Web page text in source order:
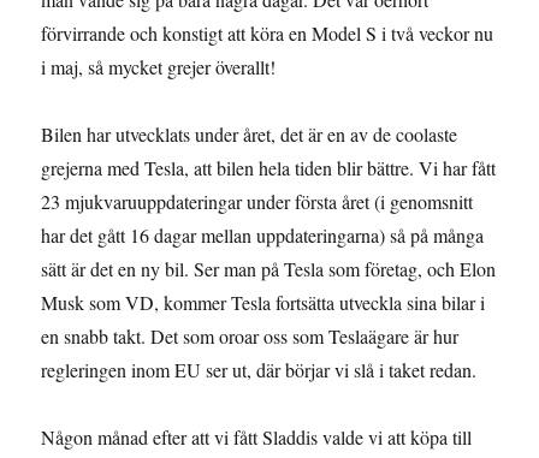
förvirrande och konstigt att köra en Model S i två veckor nu
i maj, så mycket grejer överallt!
Bilen har utvecklats under året, det är en av de coolaste
grejerna med Tesla, att bilen hela tiden blir bättre. Vi har fått
23 mjukvaruuppdateringar under första året (i genomsnitt
har det gått 16 dagar mellan uppdateringarna) så på många
sätt är det en ny bil. Ser man på Tesla som företag, och Elon
Musk som VD, kommer Tesla fortsätta utveckla sina bilar i
en snabb takt. Det som oroar oss som Teslaägare är hur
regleringen inom EU ser ut, där börjar vi slå i taket redan.
Någon månad efter att vi fått Sladdis valde vi att köpa till